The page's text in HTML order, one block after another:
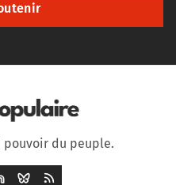
pouvoir du peuple.